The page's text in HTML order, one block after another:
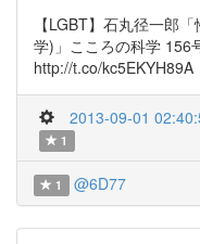
【LGBT】石丸径一郎
学)」こころの科学 156
http://t.co/kc5EKYH89A
2013-09-01
1
1 @6D77